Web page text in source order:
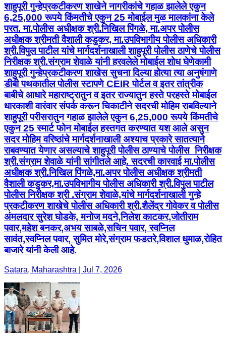
शाहुपूरी गुन्हेप्रकटीकरण शाखेने नागरीकांचे गहाळ झालेले एकुन
6,25,000 रूपये किंमतीचे एकुन 25 मोबाईल मुळ मालकांना केले
परत. मा.पोलीस अधीक्षक श्री.निखिल पिंगळे, मा.अपर पोलीस
अधीक्षक श्रीमती वैशाली कडुकर, मा.उपविभागीय पोलीस अधिकारी
श्री.विपुल पाटील यांचे मार्गदर्शनाखाली शाहुपूरी पोलीस ठाणेचे पोलीस
निरीक्षक श्री.संग्राम शेवाळे यांनी हरवलेले मोबाईल शोध घेणेकामी
शाहुपूरी गुन्हेप्रकटीकरण शाखेस सुचना दिल्या होत्या त्या अनुषंगाणे
डीबी पथकातील पोलीस स्टापणे CEIR पोर्टल व इतर तांत्रीक
बाबीचे आधारे महाराष्ट्रातुन व इतर राज्यातुन हस्ते परहस्ते मोबाईल
धारकाशी वारंवार संपर्क करून चिकाटीने सदरची मोहिम राबविल्याने
शाहुपूरी परीसरातुन गहाळ झालेले एकुन 6,25,000 रूपये किंमतीचे
एकुन 25 स्मार्ट फोन मोबाईल हस्तगत करण्यात यश आले असुन
सदर मोहिम वरिष्ठांचे मार्गदर्शनाखाली अश्याच प्रकारे सातत्याने
राबवण्यात येणार असल्याचे शाहुपूरी पोलीस ठाण्याचे पोलीस ‍ निरीक्षक
श्री.संग्राम शेवाळे यांनी सांगीतले आहे. सदरची कारवाई मा.पोलीस
अधीक्षक श्री.निखिल पिंगळे,मा.अपर पोलीस अधीक्षक श्रीमती
वैशाली कडुकर,मा.उपविभागीय पोलीस अधिकारी श्री.विपुल पाटील
पोलीस निरीक्षक श्री .संग्राम शेवाळे,यांचे मार्गदर्शनाखाली गुन्हे
प्रकटीकरण शाखेचे पोलीस अधिकारी श्री.शैलेंद्र गोवेकर व पोलीस
अंमलदार सुरेश घोडके, मनोज मदने,निलेश काटकर,जोतीराम
पवार,महेश बनकर,अभय साबळे,सचिन पवार, स्वप्निल
सावंत,स्वप्निल पवार, सुमित मोरे,संग्राम फडतरे,विशाल धुमाळ,रोहित
बाजारे यांनी केली आहे.
Satara, Maharashtra | Jul 7, 2026